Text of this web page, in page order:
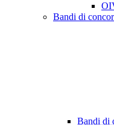
Bandi di
Bandi di